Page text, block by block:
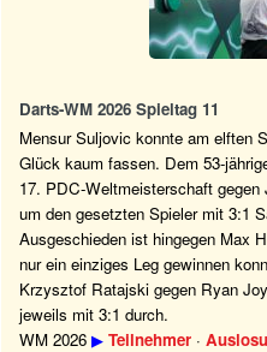
Darts-WM 2026 Spieltag 11
Mensur Suljovic konnte am elften
Glück kaum fassen. Dem 53-
17. PDC-Weltmeisterschaft
um den gesetzten Spieler mit 3:1
Ausgeschieden ist hingegen Max
nur ein einziges Leg gewinnen
Krzysztof Ratajski gegen Ryan
jeweils mit 3:1 durch.
WM 2026 ▶ Teilnehmer ·